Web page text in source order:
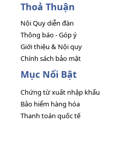
Thoả Thuận
Nội Quy diễn đàn
Thông báo - Góp ý
Giới thiệu & Nội quy
Chính sách bảo mật
Mục Nổi Bật
Chứng từ xuất nhập khẩu
Bảo hiểm hàng hóa
Thanh toán quốc tế